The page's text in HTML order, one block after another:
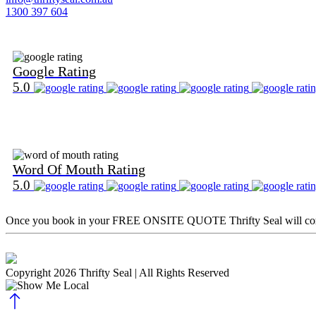
1300 397 604
Google Rating
5.0
Word Of Mouth Rating
5.0
Once you book in yourFREE ONSITE QUOTE Thrifty Seal will
Copyright 2026 Thrifty Seal | All Rights Reserved